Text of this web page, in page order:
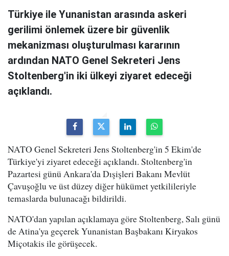
Türkiye ile Yunanistan arasında askeri
gerilimi önlemek üzere bir güvenlik
mekanizması oluşturulması kararının
ardından NATO Genel Sekreteri Jens
Stoltenberg'in iki ülkeyi ziyaret edeceği
açıklandı.
NATO Genel Sekreteri Jens Stoltenberg'in 5 Ekim'de
Türkiye'yi ziyaret edeceği açıklandı. Stoltenberg'in
Pazartesi günü Ankara'da Dışişleri Bakanı Mevlüt
Çavuşoğlu ve üst düzey diğer hükümet yetkilileriyle
temaslarda bulunacağı bildirildi.
NATO'dan yapılan açıklamaya göre Stoltenberg, Salı günü
de Atina'ya geçerek Yunanistan Başbakanı Kiryakos
Miçotakis ile görüşecek.